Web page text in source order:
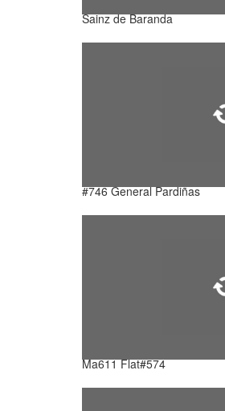
Sainz de Baranda
#746 General Pardiñas
Ma611 Flat#574